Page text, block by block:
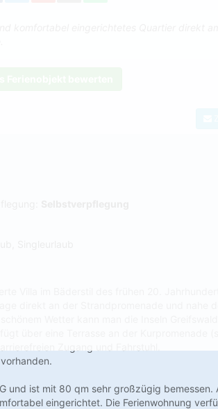
und ist mit 80 qm sehr großzügig bemessen.
eingerichtet. Die Ferienwohnung